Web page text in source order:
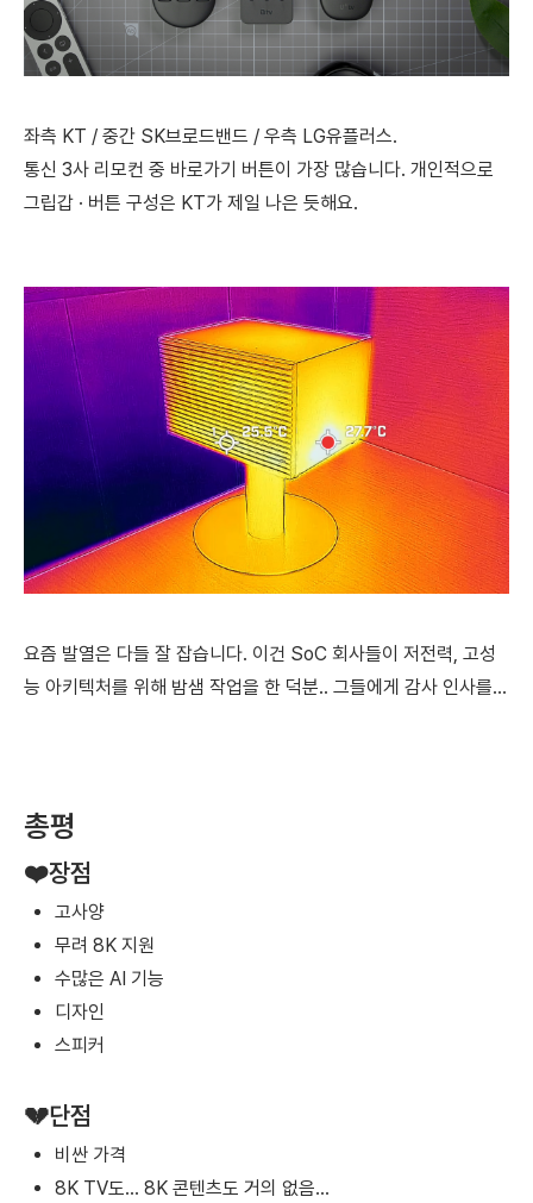
좌측 KT / 중간 SK브로드밴드 / 우측 LG유플러스.
통신 3사 리모컨 중 바로가기 버튼이 가장 많습니다. 개인적으로
그립갑 · 버튼 구성은 KT가 제일 나은 듯해요.
요즘 발열은 다들 잘 잡습니다. 이건 SoC 회사들이 저전력, 고성
능 아키텍처를 위해 밤샘 작업을 한 덕분.. 그들에게 감사 인사를...
총평
❤️장점
고사양
무려 8K 지원
수많은 AI 기능
디자인
스피커
💔단점
비싼 가격
8K TV도... 8K 콘텐츠도 거의 없음...